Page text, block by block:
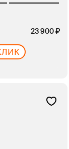
23 900